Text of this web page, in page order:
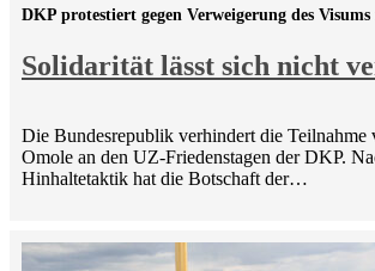
Solidarität lässt sich nicht
DKP protestiert gegen Verweigerung des
Die Bundesrepublik verhindert die Teilnahme
Omole an den UZ-Friedenstagen der DKP.
Hinhaltetaktik hat die Botschaft der…